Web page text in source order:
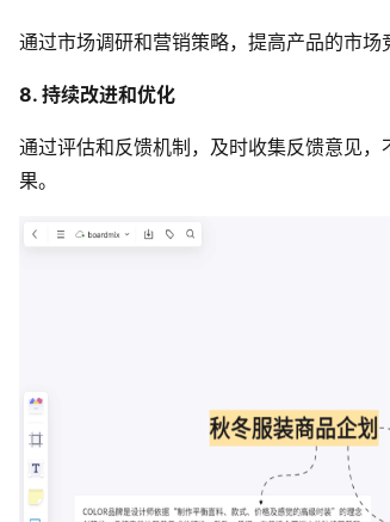
通过市场调研和营销策略，提高产品的市场
8. 持续改进和优化
通过评估和反馈机制，及时收集反馈意见
果。